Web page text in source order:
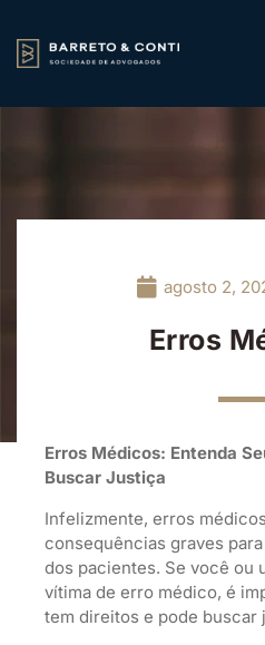
agosto 2,
Erros
Erros Médicos: Entenda
Buscar Justiça
Infelizmente, erros
consequências graves
dos pacientes. Se você ou
vítima de erro médico, é
tem direitos e pode buscar